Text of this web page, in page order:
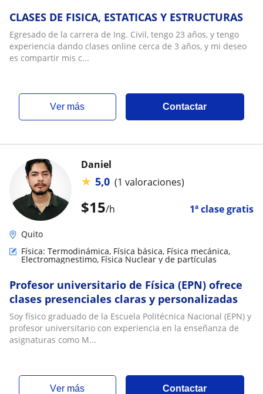
CLASES DE FISICA, ESTATICAS Y ESTRUCTURAS
Egresado de la carrera de Ing. Civil, tengo 23 años, y tengo
experiencia dando clases online cerca de 3 años, y mi deseo
es compartir mis c...
ver más Contactar
$15/h 1ª clase gratis
Daniel
★ 5,0 (1 valoraciones)
Quito
Física: Termodinámica, Física básica, Física mecánica,
Electromagnestimo, Física Nuclear y de partículas
Profesor universitario de Física (EPN) ofrece
clases presenciales claras y personalizadas
Soy físico graduado de la Escuela Politécnica Nacional (EPN) y
profesor universitario con experiencia en la enseñanza de
asignaturas como M...
ver más Contactar